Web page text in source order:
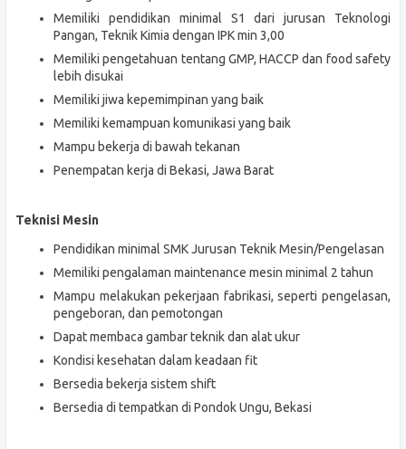
Memiliki pendidikan minimal S1 dari jurusan Teknologi
Pangan, Teknik Kimia dengan IPK min 3,00
Memiliki pengetahuan tentang GMP, HACCP dan food safety
lebih disukai
Memiliki jiwa kepemimpinan yang baik
Memiliki kemampuan komunikasi yang baik
Mampu bekerja di bawah tekanan
Penempatan kerja di Bekasi, Jawa Barat
Teknisi Mesin
Pendidikan minimal SMK Jurusan Teknik Mesin/Pengelasan
Memiliki pengalaman maintenance mesin minimal 2 tahun
Mampu melakukan pekerjaan fabrikasi, seperti pengelasan,
pengeboran, dan pemotongan
Dapat membaca gambar teknik dan alat ukur
Kondisi kesehatan dalam keadaan fit
Bersedia bekerja sistem shift
Bersedia di tempatkan di Pondok Ungu, Bekasi